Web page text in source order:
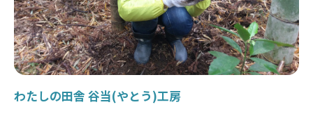
わたしの田舎 谷当(やとう)工房